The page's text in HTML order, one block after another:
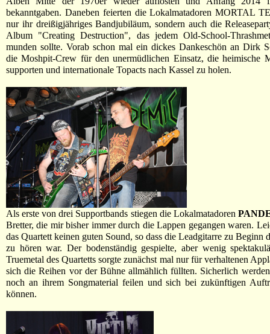
bekanntgaben. Daneben feierten die Lokalmatadoren MORTAL
nur ihr dreißigjähriges Bandjubiläum, sondern auch die
Album "Creating Destruction", das jedem Old-School-
munden sollte. Vorab schon mal ein dickes Dankeschön an Dirk
die Moshpit-Crew für den unermüdlichen Einsatz, die heimische
supporten und internationale Topacts nach Kassel zu holen.
Als erste von drei Supportbands stiegen die Lokalmatadoren
Bretter, die mir bisher immer durch die Lappen gegangen waren.
das Quartett keinen guten Sound, so dass die Leadgitarre zu Beginn
zu hören war. Der bodenständig gespielte, aber wenig
Truemetal des Quartetts sorgte zunächst mal nur für verhaltenen
sich die Reihen vor der Bühne allmählich füllten. Sicherlich
noch an ihrem Songmaterial feilen und sich bei zukünftigen
können.